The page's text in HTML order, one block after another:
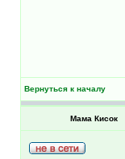
Вернуться к началу
Мама Кисок